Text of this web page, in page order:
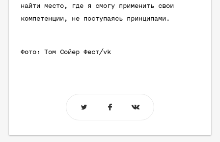
найти место, где я смогу применить свои
компетенции, не поступаясь принципами.
Фото: Том Сойер Фест/vk